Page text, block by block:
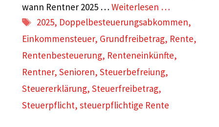
wann Rentner 2025 … Weiterlesen …
Schlagwörter
2025, Doppelbesteuerungsabkommen,
Einkommensteuer, Grundfreibetrag, Rente,
Rentenbesteuerung, Renteneinkünfte,
Rentner, Senioren, Steuerbefreiung,
Steuererklärung, Steuerfreibetrag,
Steuerpflicht, steuerpflichtige Rente